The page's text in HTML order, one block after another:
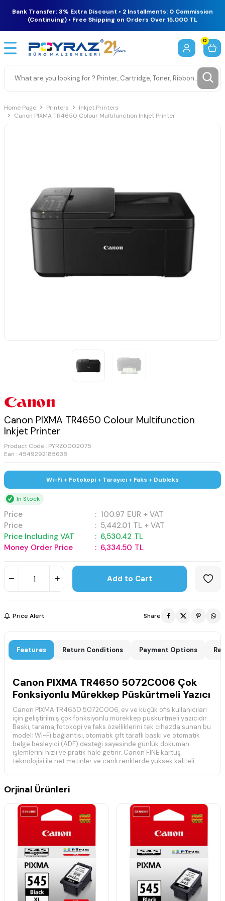
Bank Transfer: 3% Extra Discount • 2 Installments: 0 Commission
(Continuing) • Free Shipping on Orders Over 15,000 TL
0
Home Page Printers
Inkjet Printers
Canon PIXMA TR4650 Colour Multifunction Inkjet Printer
Canon PIXMA TR4650 Colour Multifunction
Inkjet Printer
Product Code : PYRZ0002075
Ean : 4549292185638
Wi-Fi + Fotokopi + Tarayıcı + Faks + Dubleks
In Stock
Price : 100.97 EUR + VAT
Price
: 5,442.01 TL + VAT
Price Including VAT
: 6,530.42 TL
Money Order Price
: 6,334.50 TL
Add to Cart
Price Alert Share
Features Return Conditions Payment Options
Canon PIXMA TR4650 5072C006 Çok
Fonksiyonlu Mürekkep Püskürtmeli Yazıcı
Canon PIXMA TR4650 5072C006, ev ve küçük ofis kullanıcıları
için geliştirilmiş çok fonksiyonlu mürekkep püskürtmeli yazıcıdır.
Baskı, tarama, fotokopi ve faks özelliklerini tek cihazda sunan bu
model; Wi-Fi bağlantısı, otomatik çift taraflı baskı ve otomatik
belge besleyici (ADF) desteği sayesinde günlük doküman
işlemlerini hızlı ve pratik hale getirir. Canon FINE kartuş
teknolojisi ile net metinler ve canlı renklerde yüksek kaliteli
📋 Teknik Özellikler
Model:
PIXMA TR4650
Ürün Kodu (MPN):
5072C006
Çok Fonksiyonlu Mürekkep Püskürtmeli Yazıcı
Baskı Teknolojisi:
Renkli Mürekkep Püskürtmeli
Maksimum Baskı Çözünürlüğü:
4800 × 1200 dpi
Baskı Hızı:
Siyah 8,8 ipm, Renkli 4,4 ipm
Bağlantı:
Wi-Fi, USB
Otomatik Belge Besleyici (ADF):
Otomatik Çift Taraflı Baskı:
Maksimum Kağıt Boyutu:
Orjinal Ürünleri